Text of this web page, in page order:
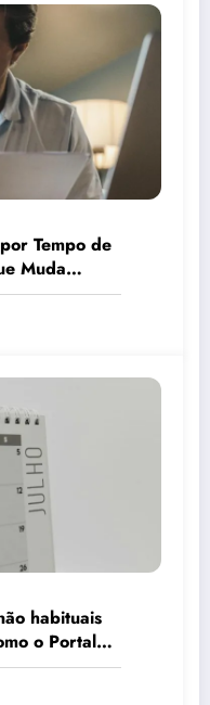
Tempo de
Muda
habituais
o Portal